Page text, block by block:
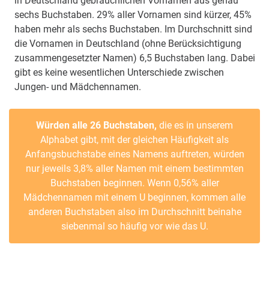
sechs Buchstaben. 29% aller Vornamen sind kürzer, 45%
haben mehr als sechs Buchstaben. Im Durchschnitt sind
die Vornamen in Deutschland (ohne Berücksichtigung
zusammengesetzter Namen) 6,5 Buchstaben lang. Dabei
gibt es keine wesentlichen Unterschiede zwischen
Jungen- und Mädchennamen.
Würden alle 26 Buchstaben, die es in unserem
Alphabet gibt, mit der gleichen Häufigkeit als
Anfangsbuchstabe eines Namens auftreten, würden
nur jeweils 3,8% aller Namen mit einem bestimmten
Buchstaben beginnen. Wenn 0,56% aller
Mädchennamen mit einem U beginnen, kommen alle
anderen Buchstaben also im Durchschnitt beinahe
siebenmal so häufig vor wie das U.